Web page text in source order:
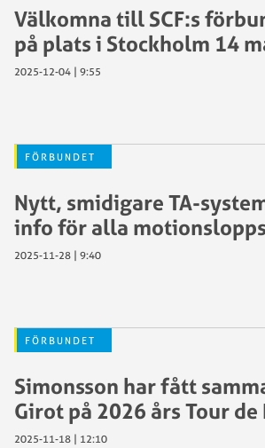
Välkomna till SCF:s
på plats i Stockholm 14
2025-12-04 | 9:55
FÖRBUNDET
Nytt, smidigare TA-
info för alla
2025-11-28 | 9:40
FÖRBUNDET
Simonsson har fått
Girot på 2026 års Tour de
2025-11-18 | 12:10